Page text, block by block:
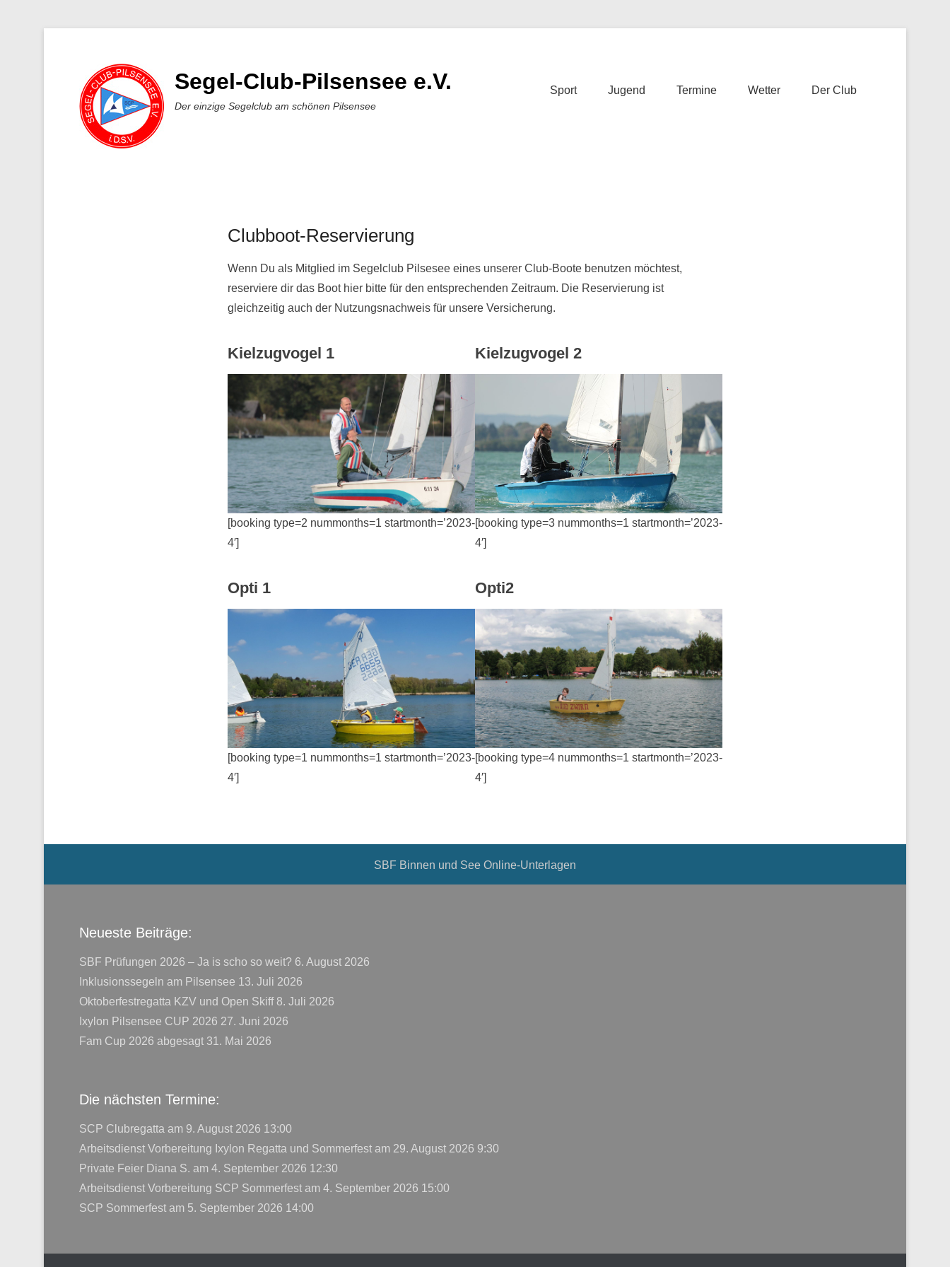
Segel-Club-Pilsensee e.V.
Der einzige Segelclub am schönen Pilsensee
Sport Jugend Termine Wetter Der Club
Clubboot-Reservierung
Veröffentlicht am 6. März 2023 Von Daniel Treplin
Wenn Du als Mitglied im Segelclub Pilsesee eines unserer Club-Boote benutzen möchtest,
reserviere dir das Boot hier bitte für den entsprechenden Zeitraum. Die Reservierung ist
gleichzeitig auch der Nutzungsnachweis für unsere Versicherung.
Kielzugvogel 1
[booking type=2 nummonths=1 startmonth=’2023-
4′]
Kielzugvogel 2
[booking type=3 nummonths=1 startmonth=’2023-
4′]
Opti 1
[booking type=1 nummonths=1 startmonth=’2023-
4′]
Opti2
[booking type=4 nummonths=1 startmonth=’2023-
4′]
SBF Binnen und See Online-Unterlagen
Neueste Beiträge:
SBF Prüfungen 2026 – Ja is scho so weit? 6. August 2026
Inklusionssegeln am Pilsensee 13. Juli 2026
Oktoberfestregatta KZV und Open Skiff 8. Juli 2026
Ixylon Pilsensee CUP 2026 27. Juni 2026
Fam Cup 2026 abgesagt 31. Mai 2026
Die nächsten Termine:
SCP Clubregatta am 9. August 2026 13:00
Arbeitsdienst Vorbereitung Ixylon Regatta und Sommerfest am 29. August 2026 9:30
Private Feier Diana S. am 4. September 2026 12:30
Arbeitsdienst Vorbereitung SCP Sommerfest am 4. September 2026 15:00
SCP Sommerfest am 5. September 2026 14:00